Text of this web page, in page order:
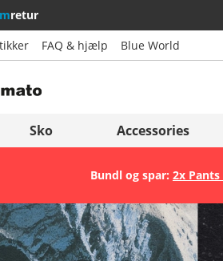
retur
Italia (Italiano)
Italien (Deutsch)
España
Suomi
FAQ & hjælp Blue World
Sko Accessories
Bundl og spar: 2x